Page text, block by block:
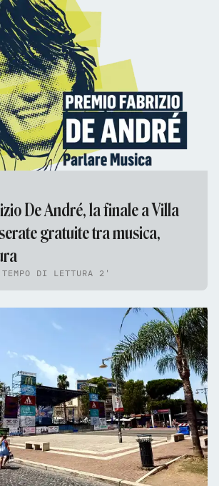
De André, la finale a Villa
gratuite tra musica,
DI LETTURA 2'